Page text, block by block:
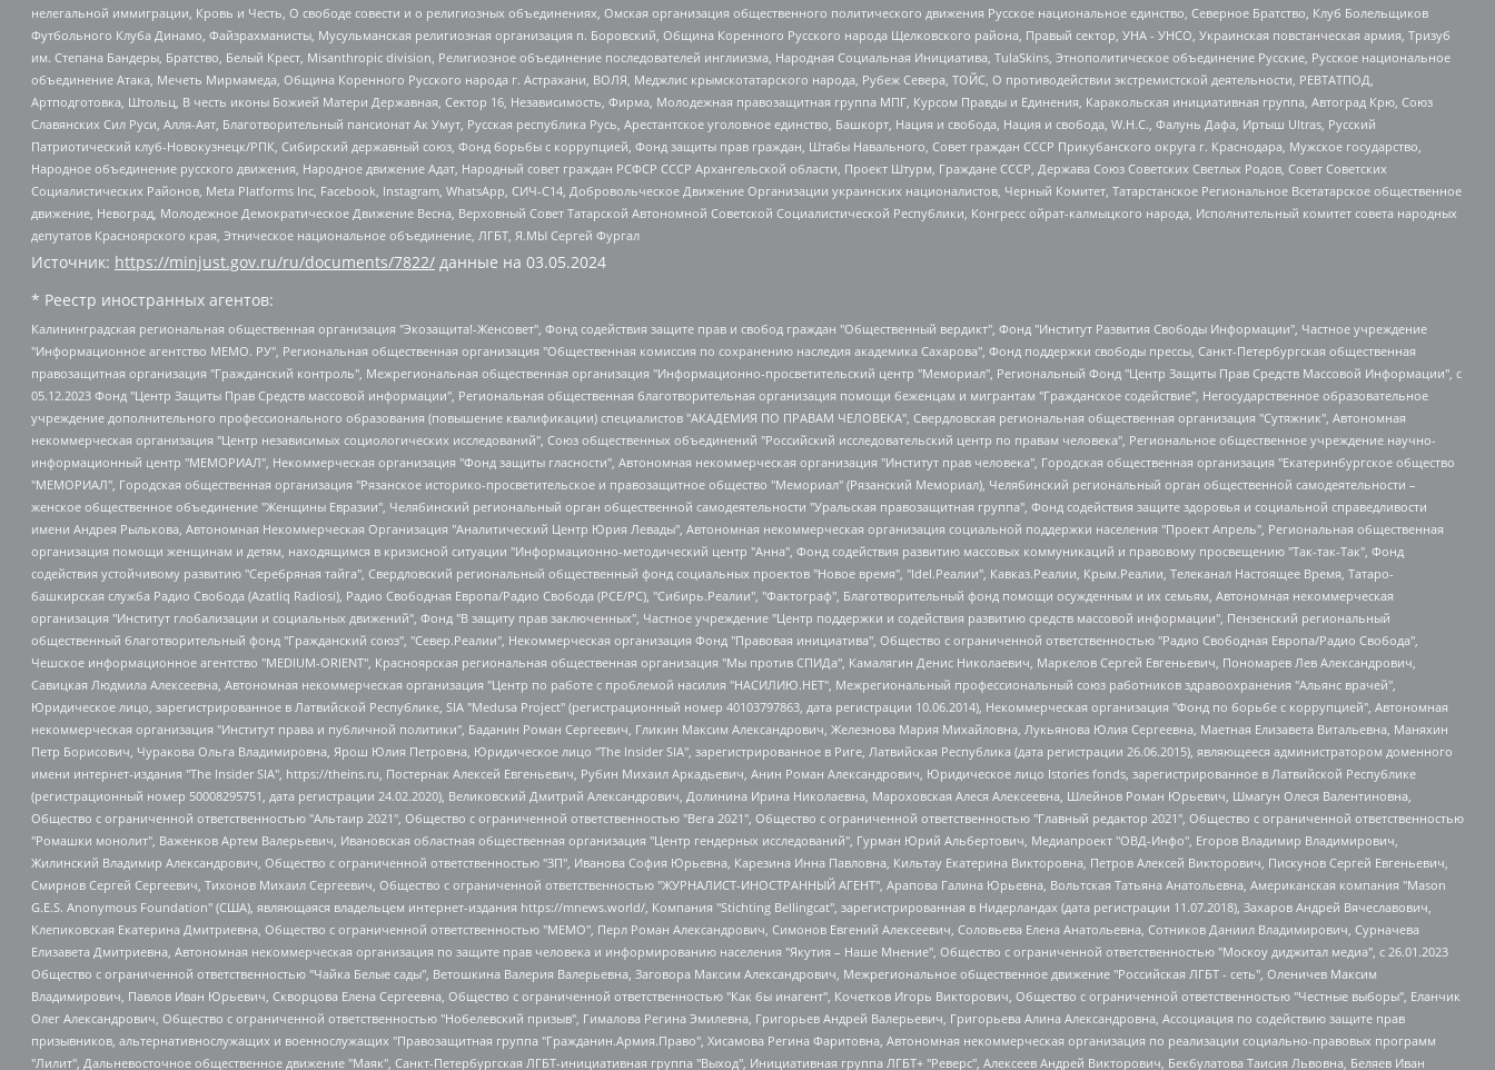
нелегальной иммиграции, Кровь и Честь, О свободе совести и о религиозных объединениях, Омская организация общественного политического движения Русское национальное единство, Северное Братство, Клуб Болельщиков
Футбольного Клуба Динамо, Файзрахманисты, Мусульманская религиозная организация п. Боровский, Община Коренного Русского народа Щелковского района, Правый сектор, УНА - УНСО, Украинская повстанческая армия, Тризуб
им. Степана Бандеры, Братство, Белый Крест, Misanthropic division, Религиозное объединение последователей инглиизма, Народная Социальная Инициатива, TulaSkins, Этнополитическое объединение Русские, Русское национальное
объединение Атака, Мечеть Мирмамеда, Община Коренного Русского народа г. Астрахани, ВОЛЯ, Меджлис крымскотатарского народа, Рубеж Севера, ТОЙС, О противодействии экстремистской деятельности, РЕВТАТПОД,
Артподготовка, Штольц, В честь иконы Божией Матери Державная, Сектор 16, Независимость, Фирма, Молодежная правозащитная группа МПГ, Курсом Правды и Единения, Каракольская инициативная группа, Автоград Крю, Союз
Славянских Сил Руси, Алля-Аят, Благотворительный пансионат Ак Умут, Русская республика Русь, Арестантское уголовное единство, Башкорт, Нация и свобода, Нация и свобода, W.H.С., Фалунь Дафа, Иртыш Ultras, Русский
Патриотический клуб-Новокузнецк/РПК, Сибирский державный союз, Фонд борьбы с коррупцией, Фонд защиты прав граждан, Штабы Навального, Совет граждан СССР Прикубанского округа г. Краснодара, Мужское государство,
Народное объединение русского движения, Народное движение Адат, Народный совет граждан РСФСР СССР Архангельской области, Проект Штурм, Граждане СССР, Держава Союз Советских Светлых Родов, Совет Советских
Социалистических Районов, Meta Platforms Inc, Facebook, Instagram, WhatsApp, СИЧ-С14, Добровольческое Движение Организации украинских националистов, Черный Комитет, Татарстанское Региональное Всетатарское общественное
движение, Невоград, Молодежное Демократическое Движение Весна, Верховный Совет Татарской Автономной Советской Социалистической Республики, Конгресс ойрат-калмыцкого народа, Исполнительный комитет совета народных
депутатов Красноярского края, Этническое национальное объединение, ЛГБТ, Я.МЫ Сергей Фургал
Источник: https://minjust.gov.ru/ru/documents/7822/ данные на 03.05.2024
* Реестр иностранных агентов:
Калининградская региональная общественная организация "Экозащита!-Женсовет", Фонд содействия защите прав и свобод граждан "Общественный вердикт", Фонд "Институт Развития Свободы Информации", Частное учреждение "Информационное агентство МЕМО. РУ", Региональная общественная организация "Общественная комиссия по сохранению наследия академика Сахарова", Фонд поддержки свободы прессы, Санкт-Петербургская общественная правозащитная организация "Гражданский контроль", Межрегиональная общественная организация "Информационно-просветительский центр "Мемориал", Региональный Фонд "Центр Защиты Прав Средств Массовой Информации", с 05.12.2023 Фонд "Центр Защиты Прав Средств массовой информации", Региональная общественная благотворительная организация помощи беженцам и мигрантам "Гражданское содействие", Негосударственное образовательное учреждение дополнительного профессионального образования (повышение квалификации) специалистов "АКАДЕМИЯ ПО ПРАВАМ ЧЕЛОВЕКА", Свердловская региональная общественная организация "Сутяжник", Автономная некоммерческая организация "Центр независимых социологических исследований", Союз общественных объединений "Российский исследовательский центр по правам человека", Региональное общественное учреждение научно-информационный центр "МЕМОРИАЛ", Некоммерческая организация "Фонд защиты гласности", Автономная некоммерческая организация "Институт прав человека", Городская общественная организация "Екатеринбургское общество "МЕМОРИАЛ", Городская общественная организация "Рязанское историко-просветительское и правозащитное общество "Мемориал" (Рязанский Мемориал), Челябинский региональный орган общественной самодеятельности – женское общественное объединение "Женщины Евразии", Челябинский региональный орган общественной самодеятельности "Уральская правозащитная группа", Фонд содействия защите здоровья и социальной справедливости имени Андрея Рылькова, Автономная Некоммерческая Организация "Аналитический Центр Юрия Левады", Автономная некоммерческая организация социальной поддержки населения "Проект Апрель", Региональная общественная организация помощи женщинам и детям, находящимся в кризисной ситуации "Информационно-методический центр "Анна", Фонд содействия развитию массовых коммуникаций и правовому просвещению "Так-так-Так", Фонд содействия устойчивому развитию "Серебряная тайга", Свердловский региональный общественный фонд социальных проектов "Новое время", "Idel.Реалии", Кавказ.Реалии, Крым.Реалии, Телеканал Настоящее Время, Татаро-башкирская служба Радио Свобода (Azatliq Radiosi), Радио Свободная Европа/Радио Свобода (PCE/PC), "Сибирь.Реалии", "Фактограф", Благотворительный фонд помощи осужденным и их семьям, Автономная некоммерческая организация "Институт глобализации и социальных движений", Фонд "В защиту прав заключенных", Частное учреждение "Центр поддержки и содействия развитию средств массовой информации", Пензенский региональный общественный благотворительный фонд "Гражданский союз", "Север.Реалии", Некоммерческая организация Фонд "Правовая инициатива", Общество с ограниченной ответственностью "Радио Свободная Европа/Радио Свобода", Чешское информационное агентство "MEDIUM-ORIENT", Красноярская региональная общественная организация "Мы против СПИДа", Камалягин Денис Николаевич, Маркелов Сергей Евгеньевич, Пономарев Лев Александрович, Савицкая Людмила Алексеевна, Автономная некоммерческая организация "Центр по работе с проблемой насилия "НАСИЛИЮ.НЕТ", Межрегиональный профессиональный союз работников здравоохранения "Альянс врачей", Юридическое лицо, зарегистрированное в Латвийской Республике, SIA "Medusa Project" (регистрационный номер 40103797863, дата регистрации 10.06.2014), Некоммерческая организация "Фонд по борьбе с коррупцией", Автономная некоммерческая организация "Институт права и публичной политики", Баданин Роман Сергеевич, Гликин Максим Александрович, Железнова Мария Михайловна, Лукьянова Юлия Сергеевна, Маетная Елизавета Витальевна, Маняхин Петр Борисович, Чуракова Ольга Владимировна, Ярош Юлия Петровна, Юридическое лицо "The Insider SIA", зарегистрированное в Риге, Латвийская Республика (дата регистрации 26.06.2015), являющееся администратором доменного имени интернет-издания "The Insider SIA", https://theins.ru, Постернак Алексей Евгеньевич, Рубин Михаил Аркадьевич, Анин Роман Александрович, Юридическое лицо Istories fonds, зарегистрированное в Латвийской Республике (регистрационный номер 50008295751, дата регистрации 24.02.2020), Великовский Дмитрий Александрович, Долинина Ирина Николаевна, Мароховская Алеся Алексеевна, Шлейнов Роман Юрьевич, Шмагун Олеся Валентиновна, Общество с ограниченной ответственностью "Альтаир 2021", Общество с ограниченной ответственностью "Вега 2021", Общество с ограниченной ответственностью "Главный редактор 2021", Общество с ограниченной ответственностью "Ромашки монолит", Важенков Артем Валерьевич, Ивановская областная общественная организация "Центр гендерных исследований", Гурман Юрий Альбертович, Медиапроект "ОВД-Инфо", Егоров Владимир Владимирович, Жилинский Владимир Александрович, Общество с ограниченной ответственностью "ЗП", Иванова София Юрьевна, Карезина Инна Павловна, Кильтау Екатерина Викторовна, Петров Алексей Викторович, Пискунов Сергей Евгеньевич, Смирнов Сергей Сергеевич, Тихонов Михаил Сергеевич, Общество с ограниченной ответственностью "ЖУРНАЛИСТ-ИНОСТРАННЫЙ АГЕНТ", Арапова Галина Юрьевна, Вольтская Татьяна Анатольевна, Американская компания "Mason G.E.S. Anonymous Foundation" (США), являющаяся владельцем интернет-издания https://mnews.world/, Компания "Stichting Bellingcat", зарегистрированная в Нидерландах (дата регистрации 11.07.2018), Захаров Андрей Вячеславович, Клепиковская Екатерина Дмитриевна, Общество с ограниченной ответственностью "МЕМО", Перл Роман Александрович, Симонов Евгений Алексеевич, Соловьева Елена Анатольевна, Сотников Даниил Владимирович, Сурначева Елизавета Дмитриевна, Автономная некоммерческая организация по защите прав человека и информированию населения "Якутия – Наше Мнение", Общество с ограниченной ответственностью "Москоу диджитал медиа", с 26.01.2023 Общество с ограниченной ответственностью "Чайка Белые сады", Ветошкина Валерия Валерьевна, Заговора Максим Александрович, Межрегиональное общественное движение "Российская ЛГБТ - сеть", Оленичев Максим Владимирович, Павлов Иван Юрьевич, Скворцова Елена Сергеевна, Общество с ограниченной ответственностью "Как бы инагент", Кочетков Игорь Викторович, Общество с ограниченной ответственностью "Честные выборы", Еланчик Олег Александрович, Общество с ограниченной ответственностью "Нобелевский призыв", Гималова Регина Эмилевна, Григорьев Андрей Валерьевич, Григорьева Алина Александровна, Ассоциация по содействию защите прав призывников, альтернативнослужащих и военнослужащих "Правозащитная группа "Гражданин.Армия.Право", Хисамова Регина Фаритовна, Автономная некоммерческая организация по реализации социально-правовых программ "Лилит", Дальневосточное общественное движение "Маяк", Санкт-Петербургская ЛГБТ-инициативная группа "Выход", Инициативная группа ЛГБТ+ "Реверс", Алексеев Андрей Викторович, Бекбулатова Таисия Львовна, Беляев Иван Михайлович, Владыкина Елена Сергеевна, Гельман Марат Александрович, Никульшина Вероника Юрьевна, Толоконникова Надежда Андреевна, Шендерович Виктор Анатольевич, Общество с ограниченной ответственностью "Данное сообщение", Общество с ограниченной ответственностью Издательский дом "Новая глава", Айнбиндер Александра Александровна, Московский комьюнити-центр для ЛГБТ+инициатив, Благотворительный фонд развития филантропии, Deutsche Welle (Германия, Kurt-Schumacher-Strasse 3, 53113 Bonn), Борзунова Мария Михайловна, Воробьев Виктор Викторович, Голубева Анна Львовна, Константинова Алла Михайловна, Малкова Ирина Владимировна, Мурадов Мурад Абдулгалимович, Осетинская Елизавета Николаевна, Понасенков Евгений Николаевич, Ганапольский Матвей Юрьевич, Киселев Евгений Алексеевич, Борухович Ирина Григорьевна, Дремин Иван Тимофеевич, Дубровский Дмитрий Викторович, Красноярская региональная общественная организация поддержки и развития альтернативных образовательных технологий и межкультурных коммуникаций "ИНТЕРРА", Маяковская Екатерина Алексеевна, Фейгин Марк Захарович, Филимонов Андрей Викторович, Дзугкоева Регина Николаевна, Доброхотов Роман Александрович, Дудь Юрий Александрович, Елкин Сергей Владимирович, Кругликов Кирилл Игоревич, Сабунаева Мария Леонидовна, Семенов Алексей Владимирович, Шаинян Карен Багратович, Шульман Екатерина Михайловна, Асафьев Артур Валерьевич, Вахштайн Виктор Семенович, Венедиктов Алексей Алексеевич, Лушникова Екатерина Евгеньевна, Волков Леонид Михайлович, Невзоров Александр Глебович, Пархоменко Сергей Борисович, Сироткин Ярослав Николаевич, Кара-Мурза Владимир Владимирович, Баранова Наталья Владимировна, Гозман Леонид Яковлевич, Кагарлицкий Борис Юльевич, Климарев Михаил Валерьевич, Милов Владимир Станиславович, Автономная некоммерческая организация Краснодарский центр современного искусства "Типография", Моргенштерн Алишер Тагирович, Соболь Любовь Эдуардовна, Общество с ограниченной ответственностью "ЛИЗА НОРМ", Каспаров Гарри Кимович, Ходорковский Михаил Борисович, Общество с ограниченной ответственностью "Апрельские тезисы", Данилович Ирина Брониславовна, Кашин Олег Владимирович, Петров Николай Владимирович, Пивоваров Алексей Владимирович, Соколов Михаил Владимирович, Цветкова Юлия Владимировна, Чичваркин Евгений Александрович, Комитет против пыток/Команда против пыток, Общество с ограниченной ответственностью "Первый научный", Общество с ограниченной ответственностью "Вертолет и ко", Белоцерковская Вероника Борисовна, Кац Максим Евгеньевич, Лазарева Татьяна Юрьевна, Шаведдинов Руслан Табризович, Яшин Илья Валерьевич, Общество с ограниченной ответственностью "Иноагент ААВ", Алешковский Дмитрий Петрович, Альбац Евгения Марковна, Быков Дмитрий Львович, Галямина Юлия Евгеньевна, Лойко Сергей Леонидович, Мартынов Кирилл Константинович, Медведев Сергей Александрович, Крашенинников Федор Геннадиевич, Гордеева Катерина Вл